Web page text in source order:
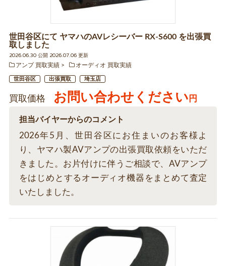
世田谷区にて ヤマハのAVレシーバー RX-S600 を出張買
取しました
2026.06.30 公開 2026.07.06 更新
アンプ 買取実績
オーディオ 買取実績
世田谷区 出張買取 埼玉店
買取価格 お問い合わせください 円
担当バイヤーからのコメント
2026年5月、世田谷区にお住まいのお客様よ
り、ヤマハ製AVアンプの出張買取依頼をいただ
きました。お片付けに伴うご相談で、AVアンプ
をはじめとするオーディオ機器をまとめて査定
いたしました。